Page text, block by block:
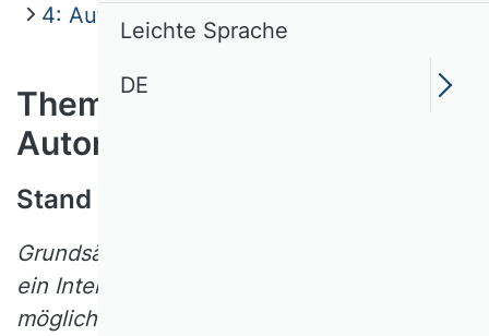
4: Autorenschaften
Themenfeld 4:
Autorenschaften
Stand 2014
Grundsätzlich dürften die VHB-Mitglieder
ein Interesse daran haben (Ko-)Autoren
möglichst vieler und qualitativ hochwertiger
Leichte Sprache
DE